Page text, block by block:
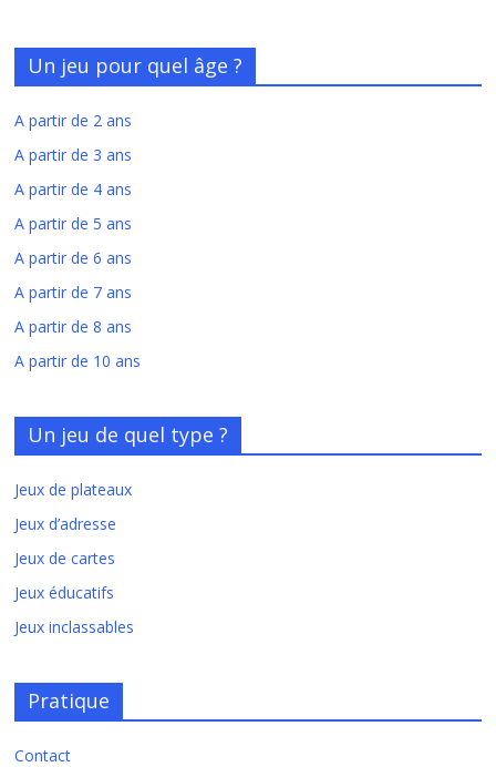
Un jeu pour quel âge ?
A partir de 2 ans
A partir de 3 ans
A partir de 4 ans
A partir de 5 ans
A partir de 6 ans
A partir de 7 ans
A partir de 8 ans
A partir de 10 ans
Un jeu de quel type ?
Jeux de plateaux
Jeux d’adresse
Jeux de cartes
Jeux éducatifs
Jeux inclassables
Pratique
Contact